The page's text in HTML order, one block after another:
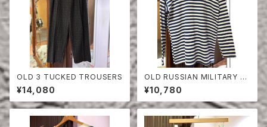
OLD 3 TUCKED TROUSERS
¥14,080
OLD RUSSIAN MILITARY B
ORDER CUT-SEW
¥10,780